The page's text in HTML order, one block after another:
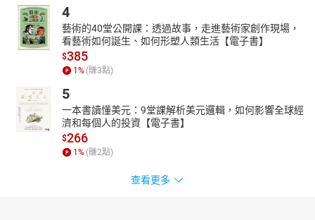
4
藝術的40堂公開課：透過故事，走進藝術家創作現場，
看藝術如何誕生、如何形塑人類生活【電子書】
$385
1 % (賺3點)
5
一本書讀懂美元：9堂課解析美元邏輯，如何影響全球經
濟和每個人的投資【電子書】
$266
1 % (賺2點)
查看更多